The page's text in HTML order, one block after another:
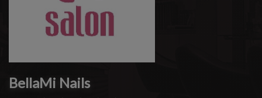
BellaMi Nails